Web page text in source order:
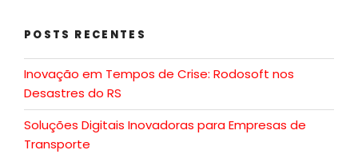
POSTS RECENTES
Inovação em Tempos de Crise: Rodosoft nos
Desastres do RS
Soluções Digitais Inovadoras para Empresas de
Transporte